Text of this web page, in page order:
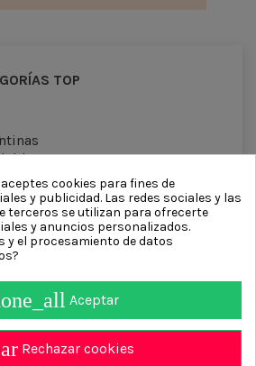
TOP
cookies para fines de
y publicidad. Las redes sociales y las
terceros se utilizan para ofrecerte
y anuncios personalizados.
y el procesamiento de datos
Aceptar
Rechazar cookies